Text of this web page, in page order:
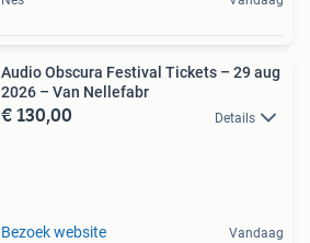
Audio Obscura Festival Tickets – 29 aug
2026 – Van Nellefabr
€ 130,00 Details
Bezoek website Vandaag